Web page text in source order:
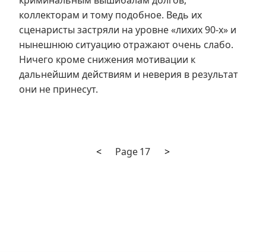
коллекторам и тому подобное. Ведь их
сценаристы застряли на уровне «лихих 90-х» и
нынешнюю ситуацию отражают очень слабо.
Ничего кроме снижения мотивации к
дальнейшим действиям и неверия в результат
они не принесут.
ПагинацияPrevious
< Page17
Next
>